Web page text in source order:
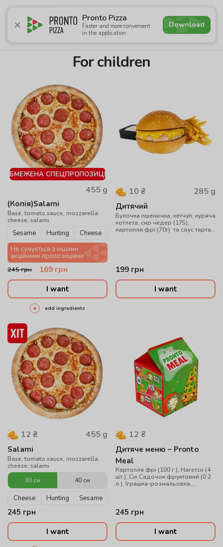
Pronto Pizza
Faster and more convenient
in the application
Download
4.9
Promotions Pizza Sushi Burgers Сombo
For children
ОБМЕЖЕНА СПЕЦПРОПОЗИЦІЯ
455 g
(Копія)Salami
Base, tomato sauce, mozzarella
cheese, salami
Sesame Hunting
Cheese
Не сумується з іншими
акційними пропозиціями
245грн 169 грн
I want
add ingredients
10 ₴ 285 g
Дитячий
Булочка пшенична, кетчуп, куряча
котлета, сир чедер (175),
картопля фрі (70г) та соус тартар
199 грн
I want
12 ₴ 455 g
Salami
Base, tomato sauce, mozzarella
cheese, salami
30 см
40 см
Cheese Hunting Sesame
245 грн
I want
12 ₴
Дитяче меню – Pronto
Meal
Картопля фрі (100 г.), Нагетси (4
шт.), Сік Садочок фруктовий (0.2
л.), Іграшка-розмальовка,
245 грн
I want